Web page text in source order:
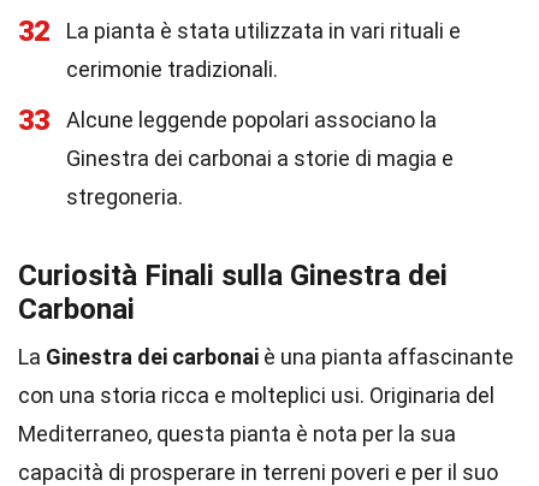
32
La pianta è stata utilizzata in vari rituali e
cerimonie tradizionali.
33
Alcune leggende popolari associano la
Ginestra dei carbonai a storie di magia e
stregoneria.
Curiosità Finali sulla Ginestra dei
Carbonai
La Ginestra dei carbonai è una pianta affascinante
con una storia ricca e molteplici usi. Originaria del
Mediterraneo, questa pianta è nota per la sua
capacità di prosperare in terreni poveri e per il suo